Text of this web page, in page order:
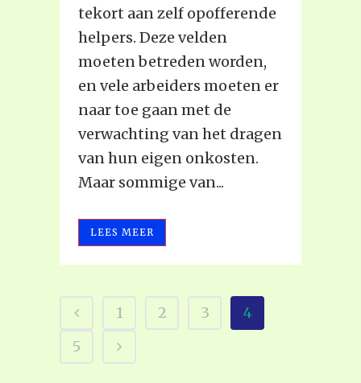
tekort aan zelf opofferende
helpers. Deze velden
moeten betreden worden,
en vele arbeiders moeten er
naar toe gaan met de
verwachting van het dragen
van hun eigen onkosten.
Maar sommige van...
LEES MEER
1 2 3
4
5